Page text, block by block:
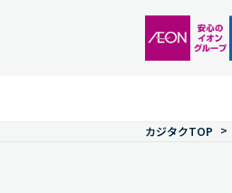
カジタクTOP >